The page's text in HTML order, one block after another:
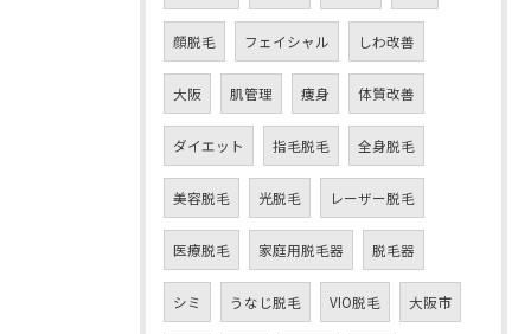
顔脱毛 フェイシャル しわ改善
大阪 肌管理 痩身 体質改善
ダイエット 指毛脱毛 全身脱毛
美容脱毛 光脱毛 レーザー脱毛
医療脱毛 家庭用脱毛器 脱毛器
シミ うなじ脱毛 VIO脱毛 大阪市